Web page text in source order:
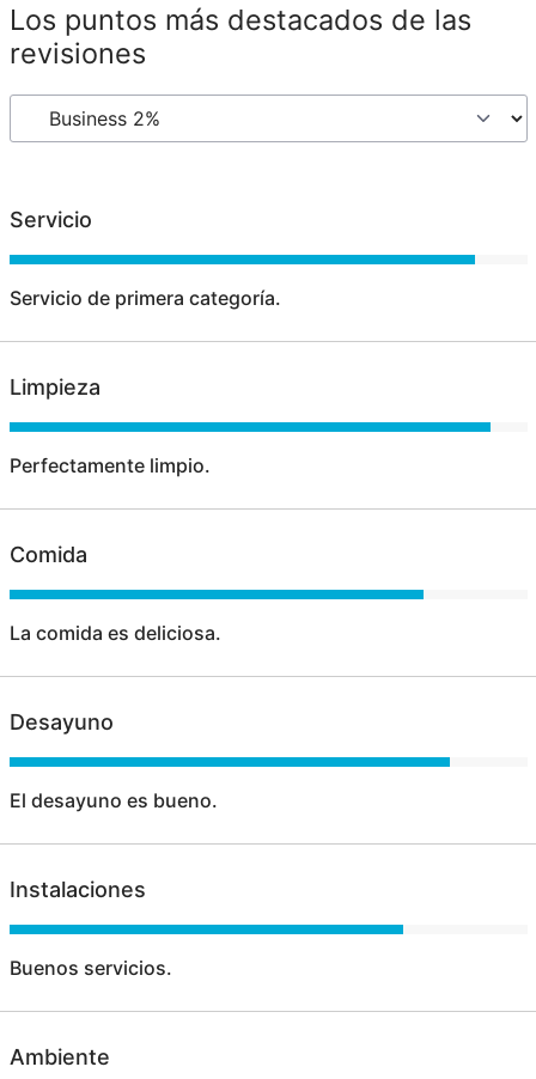
Los puntos más destacados de las
revisiones
Servicio
Servicio de primera categoría.
Limpieza
Perfectamente limpio.
Comida
La comida es deliciosa.
Desayuno
El desayuno es bueno.
Instalaciones
Buenos servicios.
Ambiente